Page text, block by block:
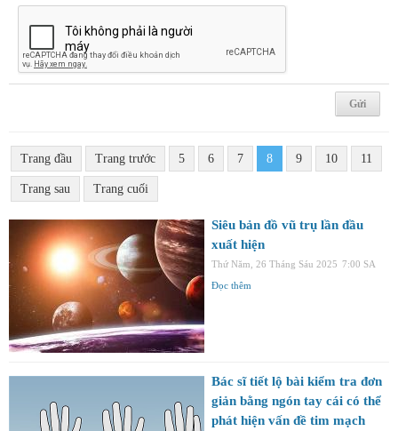
Trang đầu Trang trước 5 6 7 8 9 10 11
Trang sau Trang cuối
Siêu bản đồ vũ trụ lần đầu
xuất hiện
Thứ Năm, 26 Tháng Sáu 2025 7:00 SA
Đọc thêm
Bác sĩ tiết lộ bài kiểm tra đơn
giản bằng ngón tay cái có thể
phát hiện vấn đề tim mạch